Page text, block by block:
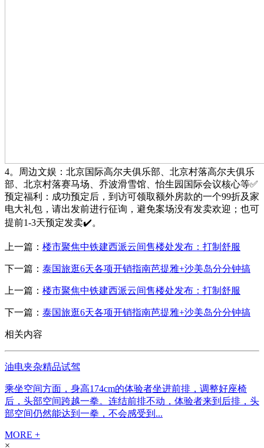
4。周边文娱：北京国际高尔夫俱乐部、北京村落高尔夫俱乐
部、北京村落赛马场、乔波滑雪馆、怡生园国际会议核心等✅
预定福利：成功预定后，到访可领取额外房款的一个99折及家
电大礼包，请出发前进行征询，避免案场没有发卖欢迎；也可
提前1-3天预定发卖✔️。
上一篇： 楼市聚焦中铁建西派云间售楼处发布：打制舒服
下一篇： 泰国旅逛6天各项开销指南芭提雅+沙美岛分分钟搞
上一篇： 楼市聚焦中铁建西派云间售楼处发布：打制舒服
下一篇： 泰国旅逛6天各项开销指南芭提雅+沙美岛分分钟搞
相关内容
油电夹杂精品试驾
乘坐空间方面，身高174cm的体验者坐进前排，调整好座椅
后，头部空间跨越一拳。连结前排不动，体验者来到后排，头
部空间仍然能达到一拳，不会感受到...
MORE +
×